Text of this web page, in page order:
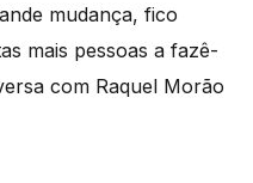
mudança, fico
mais pessoas a fazê-
com Raquel Morão